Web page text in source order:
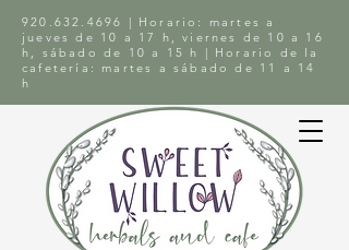
920.632.4696
| Horario: martes a
jueves de 10 a 17 h, viernes de 10 a 16
h, sábado de 10 a 15 h | Horario de la
cafetería: martes a sábado de 11 a 14
h